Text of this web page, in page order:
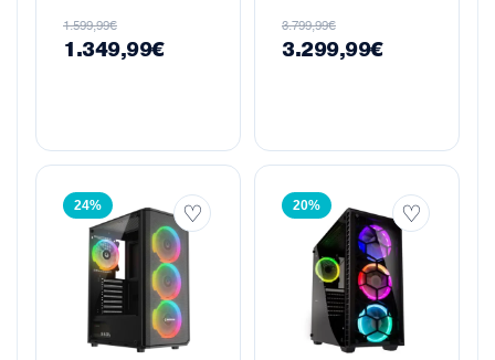
AW2525HM, RTX
5060 8GB, i7-
12700KF, 16GB RAM,
1.599,99€
1.349,99€
16GB | 32GB DDR5
6000MHz | 1TB
NVMe SSD | 850W
3.799,99€
3.299,99€
24% 20%